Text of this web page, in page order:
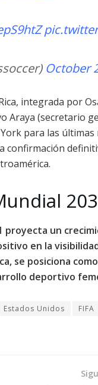
October
integrada por
Araya (secretario
para las
confirmación
proyecta un
en la
se posiciona
deportivo
Estados Unidos FIFA